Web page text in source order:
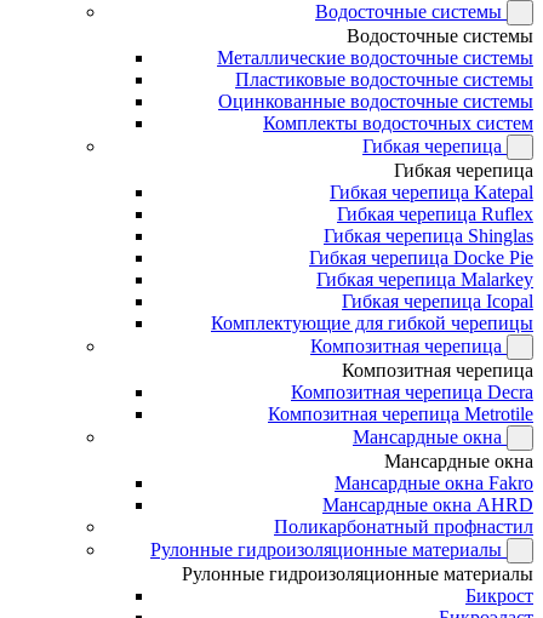
Водосточные системы
Водосточные системы
Металлические водосточные системы
Пластиковые водосточные системы
Оцинкованные водосточные системы
Комплекты водосточных систем
Гибкая черепица
Гибкая черепица
Гибкая черепица Katepal
Гибкая черепица Ruflex
Гибкая черепица Shinglas
Гибкая черепица Docke Pie
Гибкая черепица Malarkey
Гибкая черепица Icopal
Комплектующие для гибкой черепицы
Композитная черепица
Композитная черепица
Композитная черепица Decra
Композитная черепица Metrotile
Мансардные окна
Мансардные окна
Мансардные окна Fakro
Мансардные окна AHRD
Поликарбонатный профнастил
Рулонные гидроизоляционные материалы
Рулонные гидроизоляционные материалы
Бикрост